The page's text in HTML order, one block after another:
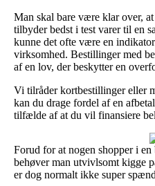
Man skal bare være klar over,
tilbyder bedst i test varer til en
kunne det ofte være en
virksomhed. Bestillinger med
af en lov, der beskytter en
Vi tilråder kortbestillinger eller
kan du drage fordel af en
tilfælde af at du vil finansiere
Forud for at nogen shopper i
behøver man utvivlsomt kigge
er dog normalt ikke super